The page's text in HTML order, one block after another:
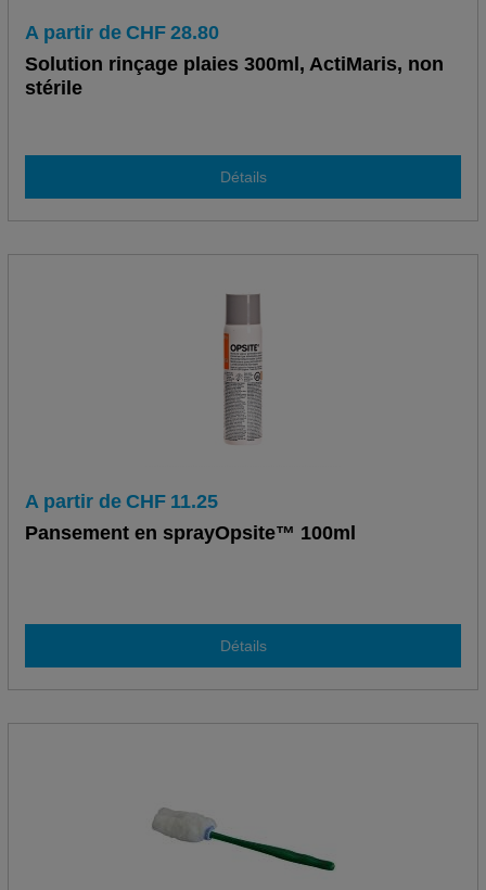
A partir de CHF 28.80
Solution rinçage plaies 300ml, ActiMaris, non
stérile
Détails
A partir de CHF 11.25
Pansement en sprayOpsite™ 100ml
Détails